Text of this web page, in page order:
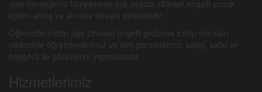
olan derneğimiz bünyesinde çok sayıda zihinsel engelli çocuk
eğitim almış ve almaya devam etmektedir.
Öğrencilerimizin ağır zihinsel engelli grubuna sahip olmaları
nedeniyle öğretmenlerimiz ve tüm personelimiz sevgi, sabır ve
hoşgörü ile görevlerini yapmaktadır.
Hizmetlerimiz